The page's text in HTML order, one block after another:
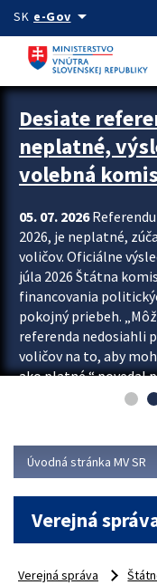
Preskocit na hlavný obsah
SK e-Govarrow_drop_down
Zastavit automatický posun
Desiate
neplatné,
volebná
05. 07. 2026
2026, je neplatné,
voličov. Oficiálne
júla 2026 Štátna
financovania
pokojný priebeh.
referenda nedosiahli
voličov na to, aby
ako platné,“ povedal
a kontrolu
Úvodná stránka MV SR
Verejná
Verejná správa